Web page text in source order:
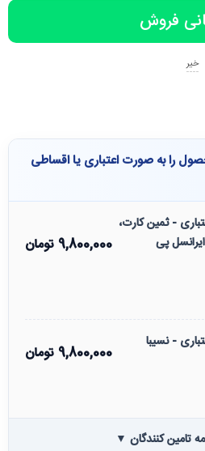
فروش
خیر
را به صورت اعتباری یا اقساطی
- ثمین کارت،
پی
9,800,000 تومان
- نسیبا
9,800,000 تومان
تامین کنندگان ▼